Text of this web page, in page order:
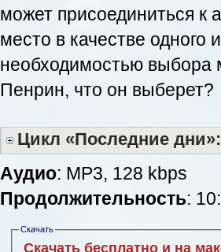
может присоединиться к
место в качестве одного
необходимостью
Пенрин, что он выберет?
Цикл «Последние дни»:
Аудио: MP3, 128 kbps
Продолжительность:
Скачать
Скачать бесплатно и на